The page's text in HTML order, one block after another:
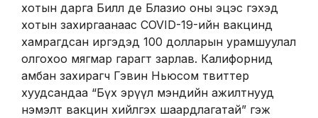
хотын дарга Билл де Блазио оны эцэс гэхэд
хотын захиргаанаас COVID-19-ийн вакцинд
хамрагдсан иргэдэд 100 долларын урамшуулал
олгохоо мягмар гарагт зарлав. Калифорнид
амбан захирагч Гэвин Ньюсом твиттер
хуудсандаа “Бүх эрүүл мэндийн ажилтнууд
нэмэлт вакцин хийлгэх шаардлагатай” гэж